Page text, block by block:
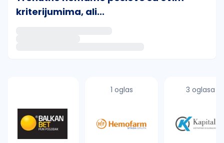
kriterijumima, ali...
Takođe možete da:
proverite pravopisne greške (koristite č, ć, š, đ,
1 oglas 3 oglasa